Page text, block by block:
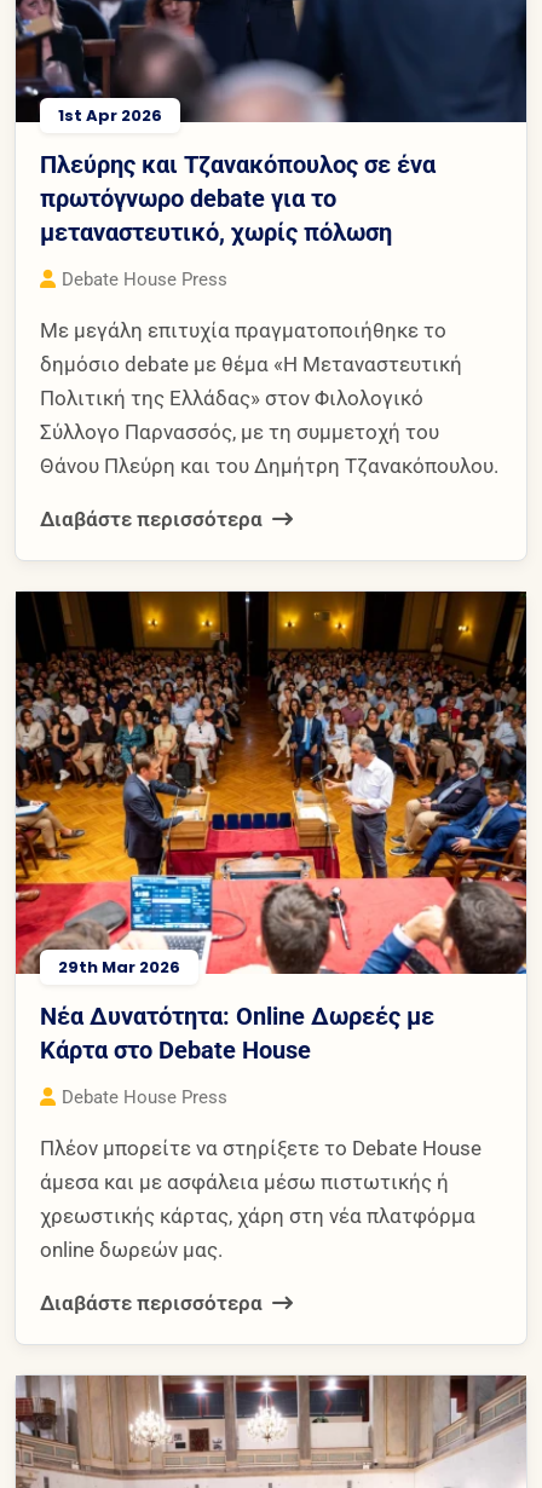
1st Apr 2026
Πλεύρης και Τζανακόπουλος σε ένα
πρωτόγνωρο debate για το
μεταναστευτικό, χωρίς πόλωση
Debate House Press
Με μεγάλη επιτυχία πραγματοποιήθηκε το
δημόσιο debate με θέμα «Η Μεταναστευτική
Πολιτική της Ελλάδας» στον Φιλολογικό
Σύλλογο Παρνασσός, με τη συμμετοχή του
Θάνου Πλεύρη και του Δημήτρη Τζανακόπουλου.
Διαβάστε περισσότερα
29th Mar 2026
Νέα Δυνατότητα: Online Δωρεές με
Κάρτα στο Debate House
Debate House Press
Πλέον μπορείτε να στηρίξετε το Debate House
άμεσα και με ασφάλεια μέσω πιστωτικής ή
χρεωστικής κάρτας, χάρη στη νέα πλατφόρμα
online δωρεών μας.
Διαβάστε περισσότερα